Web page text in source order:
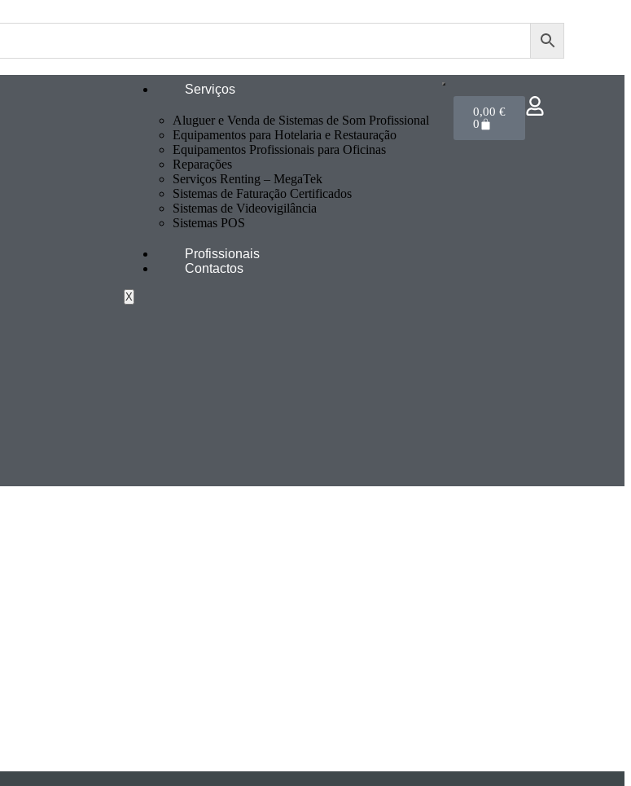
Serviços
Aluguer e Venda de Sistemas de Som Profissional
Equipamentos para Hotelaria e Restauração
Equipamentos Profissionais para Oficinas
Reparações
Serviços Renting – MegaTek
Sistemas de Faturação Certificados
Sistemas de Videovigilância
Sistemas POS
Profissionais
Contactos
X
0,00 €
0